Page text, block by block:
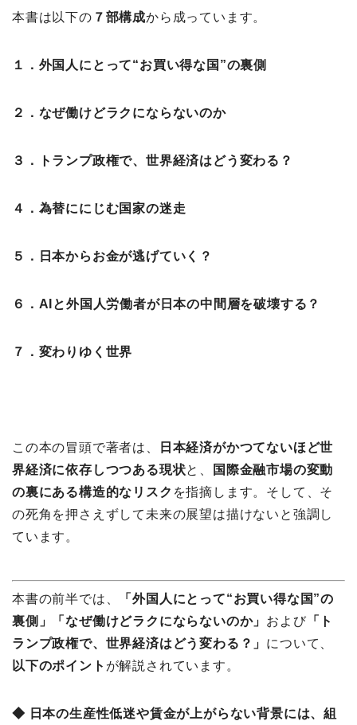
本書は以下の ７部構成から成っています。
１．外国人にとって“お買い得な国”の裏側
２．なぜ働けどラクにならないのか
３．トランプ政権で、世界経済はどう変わる？
４．為替ににじむ国家の迷走
５．日本からお金が逃げていく？
６．AIと外国人労働者が日本の中間層を破壊する？
７．変わりゆく世界
この本の冒頭で著者は、
日本経済がかつてないほど世
界経済に依存しつつある現状と、
国際金融市場の変動
の裏にある構造的なリスク を指摘します。そして、そ
の死角を押さえずして未来の展望は描けないと強調し
ています。
本書の前半では、
「外国人にとって“お買い得な国”の
裏側」「なぜ働けどラクにならないのか」 および「ト
ランプ政権で、世界経済はどう変わる？」 について、
以下のポイント が解説されています。
◆ 日本の生産性低迷や賃金が上がらない背景には、組